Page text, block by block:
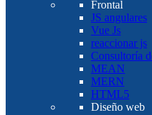
Frontal
JS angulares
Vue Js
reaccionar js
Consultoría
MEAN
MERN
HTML5
Diseño web